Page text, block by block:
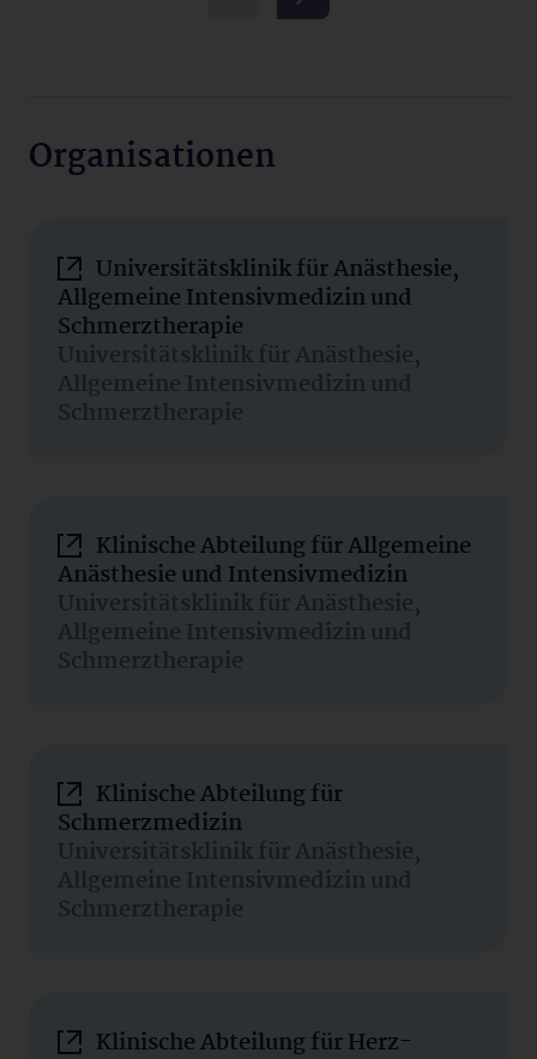
Organisationen
Universitätsklinik für Anästhesie,
Allgemeine Intensivmedizin und
Schmerztherapie
Universitätsklinik für Anästhesie,
Allgemeine Intensivmedizin und
Schmerztherapie
Klinische Abteilung für Allgemeine
Anästhesie und Intensivmedizin
Universitätsklinik für Anästhesie,
Allgemeine Intensivmedizin und
Schmerztherapie
Klinische Abteilung für
Schmerzmedizin
Universitätsklinik für Anästhesie,
Allgemeine Intensivmedizin und
Schmerztherapie
Klinische Abteilung für Herz-